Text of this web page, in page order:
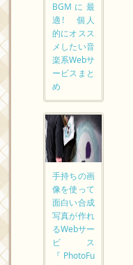
BGMに最
適! 個人
的にオスス
メしたい音
楽系Webサ
ービスまと
め
手持ちの画
像を使って
面白い合成
写真が作れ
るWebサー
ビス
『PhotoFu